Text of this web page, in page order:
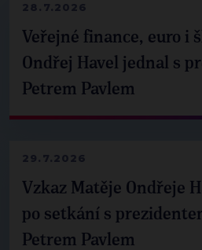
28.7.2026
Veřejné finance, euro i
Ondřej Havel jednal s
Petrem Pavlem
29.7.2026
Vzkaz Matěje Ondřeje
po setkání s
Petrem Pavlem